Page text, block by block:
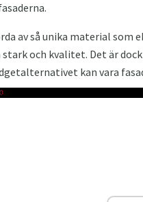
av så unika material som
stark och kvalitet. Det är
kan vara